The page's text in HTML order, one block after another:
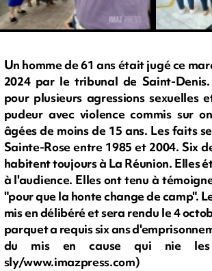
Un homme de 61 ans était jugé ce
2024 par le tribunal de Saint-
pour plusieurs agressions sexuelles
pudeur avec violence commis sur
âgées de moins de 15 ans. Les faits
Sainte-Rose entre 1985 et 2004. Six
habitent toujours à La Réunion. Elles
à l'audience. Elles ont tenu à
"pour que la honte change de camp".
mis en délibéré et sera rendu le 4
parquet a requis six ans
du mis en cause qui nie les
sly/www.imazpress.com)